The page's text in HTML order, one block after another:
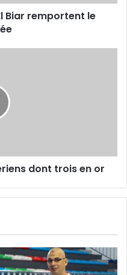
Biar remportent le
dont trois en or